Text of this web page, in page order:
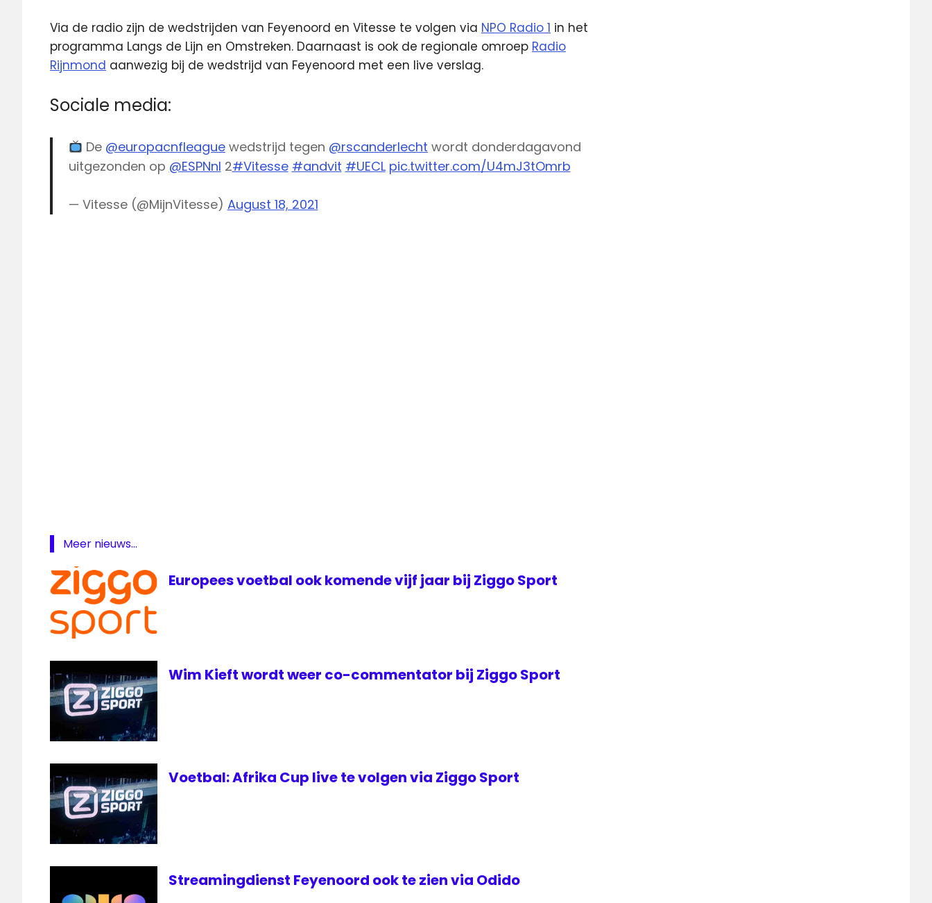
Via de radio zijn de wedstrijden van Feyenoord en Vitesse te volgen via NPO Radio 1 in het
programma Langs de Lijn en Omstreken. Daarnaast is ook de regionale omroep Radio
Rijnmond aanwezig bij de wedstrijd van Feyenoord met een live verslag.
Sociale media:
De @europacnfleague wedstrijd tegen @rscanderlecht wordt donderdagavond
uitgezonden op @ESPNnl 2#Vitesse #andvit #UECL pic.twitter.com/U4mJ3tOmrb
— Vitesse (@MijnVitesse) August 18, 2021
Meer nieuws...
Europees voetbal ook komende vijf jaar bij Ziggo Sport
Wim Kieft wordt weer co-commentator bij Ziggo Sport
Voetbal: Afrika Cup live te volgen via Ziggo Sport
Streamingdienst Feyenoord ook te zien via Odido